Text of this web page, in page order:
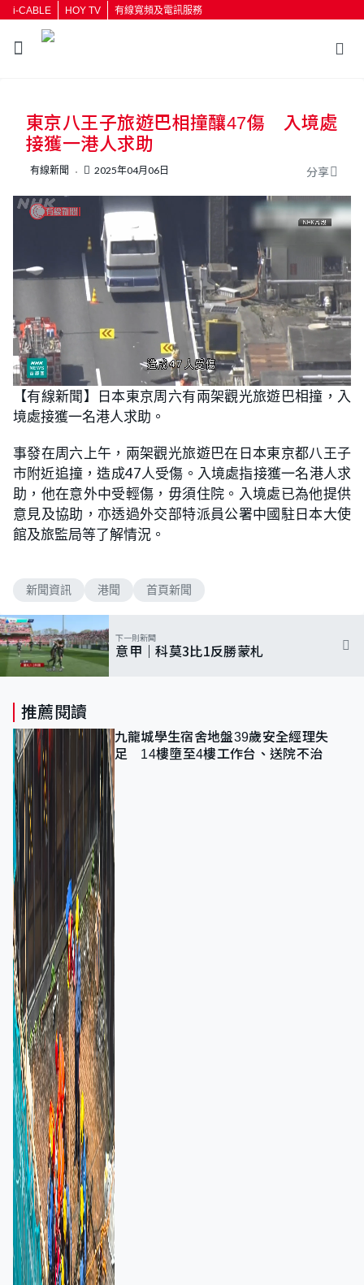
i-CABLE HOY TV 有線寬頻及電訊服務
按輸入鍵開始搜尋
東京八王子旅遊巴相撞釀47傷 入境處
接獲一港人求助
有線新聞 2025年04月06日 分享
n
m
t
o
a
d
e
7
.
1
0
%
【有線新聞】日本東京周六有兩架觀光旅遊巴相撞，入
境處接獲一名港人求助。
事發在周六上午，兩架觀光旅遊巴在日本東京都八王子
市附近追撞，造成47人受傷。入境處指接獲一名港人求
助，他在意外中受輕傷，毋須住院。入境處已為他提供
意見及協助，亦透過外交部特派員公署中國駐日本大使
館及旅監局等了解情況。
新聞資訊 港聞 首頁新聞
下一則新聞
意甲｜科莫3比1反勝蒙札
推薦閱讀
九龍城學生宿舍地盤39歲安全經理失
足 14樓墮至4樓工作台、送院不治